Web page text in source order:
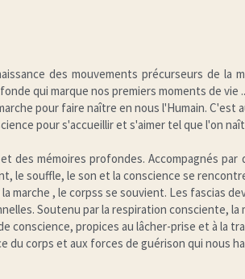
des mouvements précurseurs de la
qui marque nos premiers moments de vie
pour faire naître en nous l'Humain. C'est
pour s'accueillir et s'aimer tel que l'on
des mémoires profondes. Accompagnés
le souffle, le son et la conscience se
marche , le corpss se souvient. Les fascias
Soutenu par la respiration consciente, la
propices au lâcher-prise et à la
du corps et aux forces de guérison qui nous